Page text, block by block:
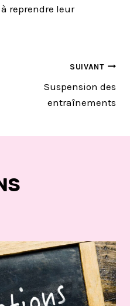
reprendre leur
SUIVANT
Suspension des
entraînements